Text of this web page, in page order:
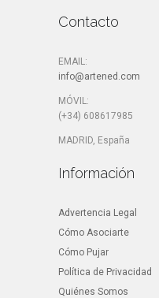
Contacto
EMAIL:
info@artened.com
MÓVIL:
(+34) 608617985
MADRID, España
Información
Advertencia Legal
Cómo Asociarte
Cómo Pujar
Política de Privacidad
Quiénes Somos